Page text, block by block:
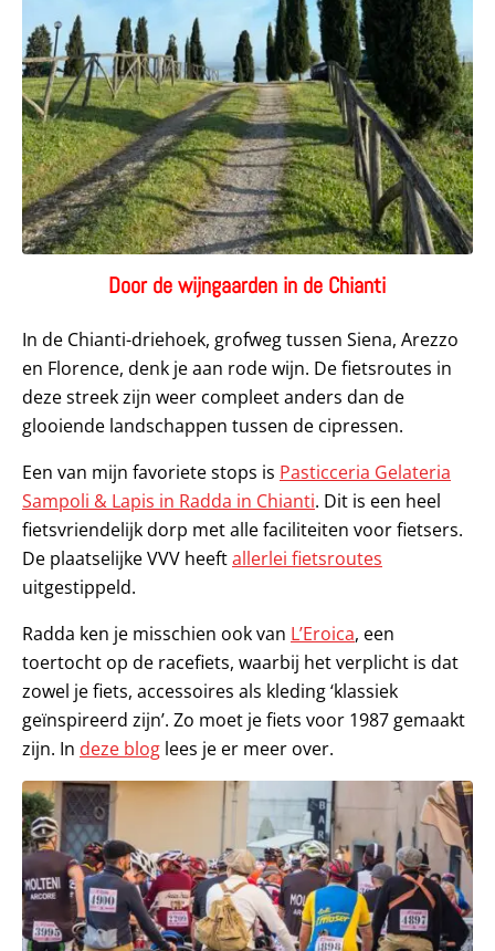
Door de wijngaarden in de Chianti
In de Chianti-driehoek, grofweg tussen Siena, Arezzo
en Florence, denk je aan rode wijn. De fietsroutes in
deze streek zijn weer compleet anders dan de
glooiende landschappen tussen de cipressen.
Een van mijn favoriete stops is Pasticceria Gelateria
Sampoli & Lapis in Radda in Chianti. Dit is een heel
fietsvriendelijk dorp met alle faciliteiten voor fietsers.
De plaatselijke VVV heeftallerlei fietsroutes
uitgestippeld.
Radda ken je misschien ook van L’Eroica, een
toertocht op de racefiets, waarbij het verplicht is dat
zowel je fiets, accessoires als kleding ‘klassiek
geïnspireerd zijn’. Zo moet je fiets voor 1987 gemaakt
zijn. In deze blog lees je er meer over.